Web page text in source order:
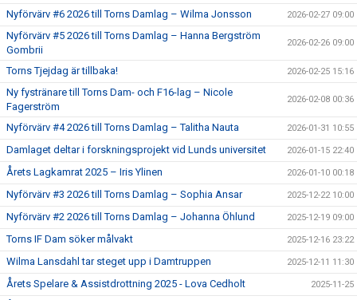
Nyförvärv #6 2026 till Torns Damlag – Wilma Jonsson 2026-02-27 09:00
Nyförvärv #5 2026 till Torns Damlag – Hanna Bergström
Gombrii
2026-02-26 09:00
Torns Tjejdag är tillbaka! 2026-02-25 15:16
Ny fystränare till Torns Dam- och F16-lag – Nicole
Fagerström
2026-02-08 00:36
Nyförvärv #4 2026 till Torns Damlag – Talitha Nauta 2026-01-31 10:55
Damlaget deltar i forskningsprojekt vid Lunds universitet 2026-01-15 22:40
Årets Lagkamrat 2025 – Iris Ylinen 2026-01-10 00:18
Nyförvärv #3 2026 till Torns Damlag – Sophia Ansar 2025-12-22 10:00
Nyförvärv #2 2026 till Torns Damlag – Johanna Öhlund 2025-12-19 09:00
Torns IF Dam söker målvakt 2025-12-16 23:22
Wilma Lansdahl tar steget upp i Damtruppen 2025-12-11 11:30
Årets Spelare & Assistdrottning 2025 - Lova Cedholt 2025-11-25